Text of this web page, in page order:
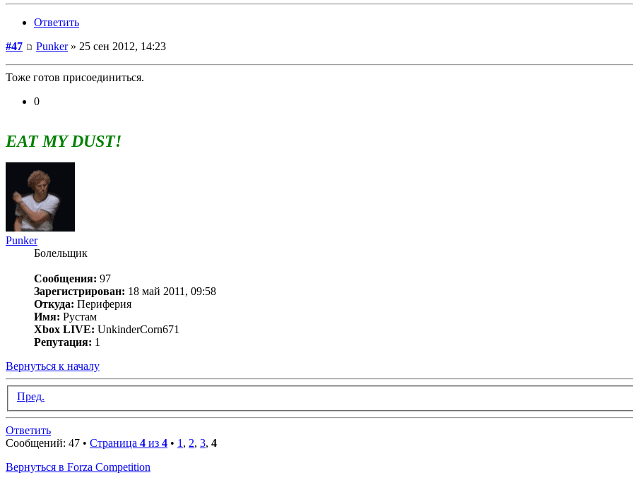
Ответить
#47
Punker» 25 сен 2012, 14:23
Тоже готов присоединиться.
0
EAT MY DUST!
Punker
Болельщик
Сообщения: 97
Зарегистрирован: 18 май 2011, 09:58
Откуда: Периферия
Имя: Рустам
Xbox LIVE: UnkinderCorn671
Репутация: 1
Вернуться к началу
Пред.
Ответить
Сообщений: 47 • Страница 4 из 4 • 1 , 2, 3, 4
Вернуться в Forza Competition